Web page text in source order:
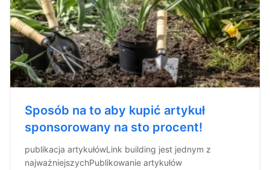
Sposób na to aby kupić artykuł
sponsorowany na sto procent!
publikacja artykułówLink building jest jednym z
najważniejszychPublikowanie artykułów